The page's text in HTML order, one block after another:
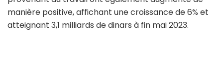
manière positive, affichant une croissance de 6% et
atteignant 3,1 milliards de dinars à fin mai 2023.